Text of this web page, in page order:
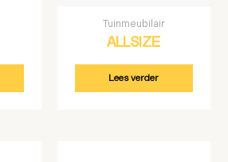
Tuinmeubilair
ALLSIZE
Lees verder